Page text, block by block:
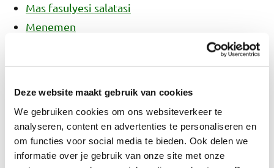
Deze website maakt gebruik van cookies
We gebruiken cookies om ons websiteverkeer te
analyseren, content en advertenties te personaliseren en
om functies voor social media te bieden. Ook delen we
informatie over je gebruik van onze site met onze
Mas fasulyesi salatasi
Menemen
Snijbonenstoofpot met rundvlees
Variaties
Vervang de pekmez door honing, dadelsiroop of